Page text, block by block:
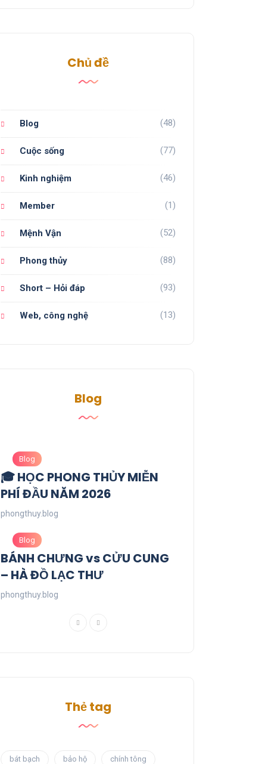
Chủ đề
Blog (48)
Cuộc sống (77)
Kinh nghiệm (46)
Member (1)
Mệnh Vận (52)
Phong thủy (88)
Short – Hỏi đáp (93)
Web, công nghệ (13)
Blog
Blog
🎓 HỌC PHONG THỦY MIỄN
PHÍ ĐẦU NĂM 2026
phongthuy.blog
Blog
BÁNH CHƯNG vs CỬU CUNG
– HÀ ĐỒ LẠC THƯ
phongthuy.blog
Thẻ tag
bát bạch bảo hộ chính tông